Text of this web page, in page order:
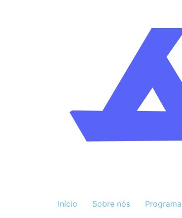
Início Sobre nós